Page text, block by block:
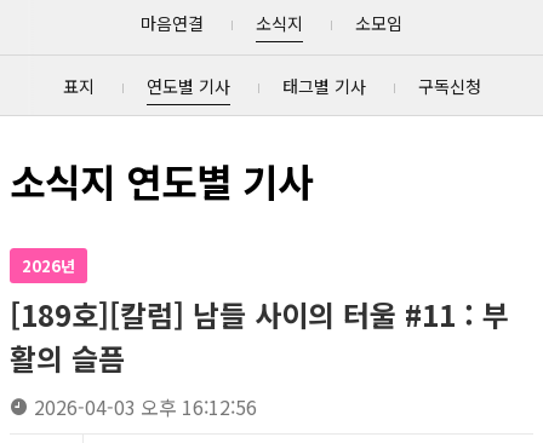
마음연결 소식지 소모임
표지 연도별 기사 태그별 기사 구독신청
소식지 연도별 기사
2026년
[189호][칼럼] 남들 사이의 터울 #11 : 부
활의 슬픔
2026-04-03 오후 16:12:56